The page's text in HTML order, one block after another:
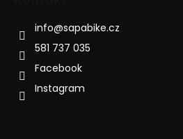
info@sapabike.cz
581 737 035
Facebook
Instagram